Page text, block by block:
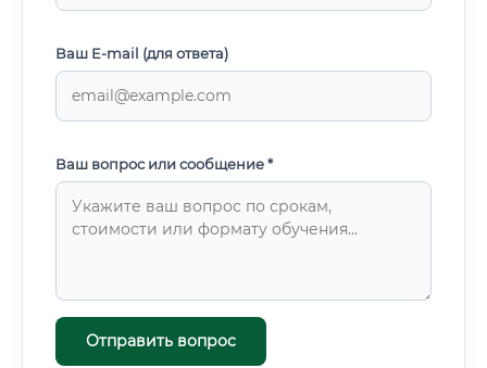
Ваш E-mail (для ответа)
Ваш вопрос или сообщение *
Отправить вопрос